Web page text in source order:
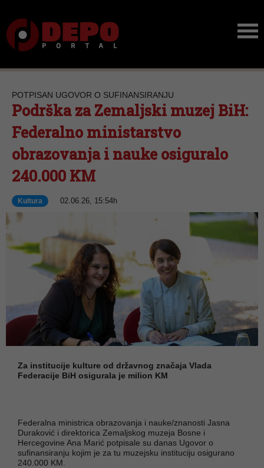
POTPISAN UGOVOR O SUFINANSIRANJU
Podrška za Zemaljski muzej BiH:
Federalno ministarstvo
obrazovanja i nauke osiguralo
240.000 KM
Kultura 02.06.26, 15:54h
Za institucije kulture od državnog značaja Vlada
Federacije BiH osigurala je milion KM
Federalna ministrica obrazovanja i nauke/znanosti Jasna
Duraković i direktorica Zemaljskog muzeja Bosne i
Hercegovine Ana Marić potpisale su danas Ugovor o
sufinansiranju kojim je za tu muzejsku instituciju osigurano
240.000 KM.